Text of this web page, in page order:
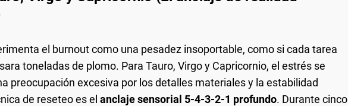
el burnout como una pesadez insoportable, como si cada tarea
toneladas de plomo. Para Tauro, Virgo y Capricornio, el estrés se
preocupación excesiva por los detalles materiales y la estabilidad
de reseteo es el anclaje sensorial 5-4-3-2-1 profundo. Durante cinco